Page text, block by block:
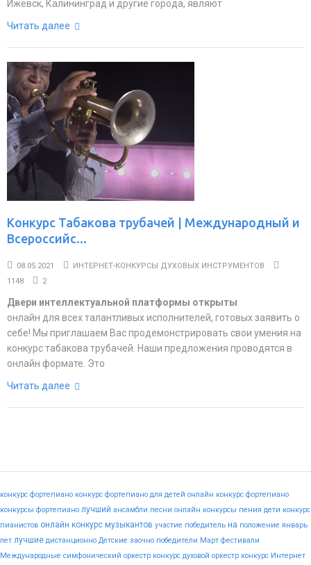
Ижевск, Калининград и другие города, являют
Читать далее
Конкурс Табакова трубачей | Международный и
Всероссийс...
08.05.2021
ИНТЕРНЕТ-КОНКУРСЫ ДУХОВЫХ ИНСТРУМЕНТОВ
1148
2
Двери интеллектуальной платформы открыты
онлайн для всех талантливых исполнителей, готовых заявить о
себе! Мы приглашаем Вас продемонстрировать свои умения на
конкурс табакова трубачей. Наши предложения проводятся в
онлайн формате. Это
Читать далее
конкурс фортепиано конкурс фортепиано для детей онлайн конкурс фортепиано
конкурсы фортепиано лучший ансамбли песни онлайн конкурсы пения дети конкурс
пианистов онлайн конкурс музыкантов участие победитель на положение январь
лет лучшие дистанционно Детские заочно победители Март фестивали
Международные симфонический оркестр конкурс духовой оркестр конкурс Интернет